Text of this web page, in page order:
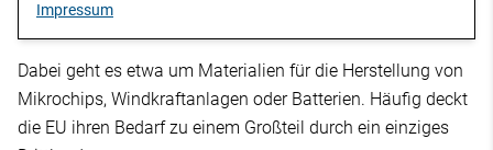
Impressum
Dabei geht es etwa um Materialien für die Herstellung von
Mikrochips, Windkraftanlagen oder Batterien. Häufig deckt
die EU ihren Bedarf zu einem Großteil durch ein einziges